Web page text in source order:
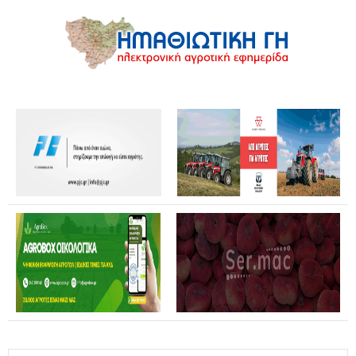
Θανάσης Καββαδάς: Θωρακίζεται όλη η χώρα απέναντι